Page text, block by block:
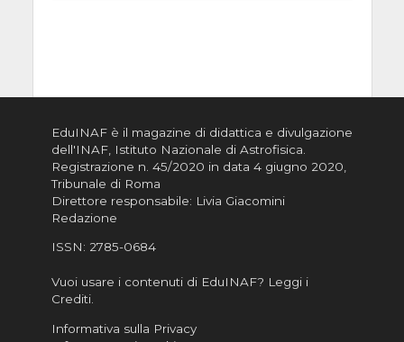
EduINAF è il magazine di didattica e divulgazione
dell'INAF, Istituto Nazionale di Astrofisica
Registrazione n. 45/2020 in data 4 giugno 2020,
Tribunale di Roma
Direttore responsabile: Livia Giacomini
Redazione
ISSN: 2785-0684
Vuoi usare i contenuti di EduINAF? Leggi i
Crediti.
Informativa sulla Privacy